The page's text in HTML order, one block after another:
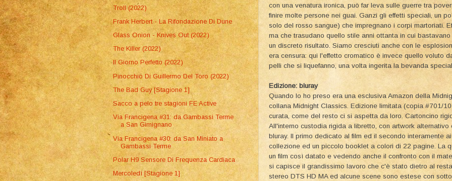
con una venatura ironica, può far leva sulle guerre tra
finire molte persone nei guai. Ganzi gli effetti speciali, un
solo del rosso sangue) che impregnano i corpi martoriati.
ma che trasudano quello stile anni ottanta in cui
un discreto risultato. Siamo cresciuti anche con le
era censura: qui l'effetto cromatico è invece quello voluto
pelli che si liquefanno, una volta ingerita la bevanda
Edizione: bluray
Quando lo ho preso era una esclusiva Amazon della
collana Midnight Classics. Edizione limitata (copia #701/
curata, come del resto ci si aspetta da loro. Cartoncino
All'interno custodia rigida a libretto, con artwork
bluray. Il primo dedicato al film ed il secondo interamente
collezione ed un piccolo booklet a colori di 22 pagine. La
un film così datato e vedendo anche il confronto con il
si capisce il grandissimo lavoro che c'è stato dietro al
stereo DTS HD MA ed alcune scene sono estese con
Troll (2022)
Frank Herbert - La Rifondazione Di Dune
Glass Onion - Knives Out (2022)
The Killer (2022)
Il Giorno Perfetto (2022)
Pinocchio Di Guillermo Del Toro (2022)
The Bad Guy [Stagione 1]
Sacco a pelo tre stagioni FE Active
Via Francigena #31: da Gambassi Terme
a San Gimignano
Via Francigena #30: da San Miniato a
Gambassi Terme
Polar H9 Sensore Di Frequenza Cardiaca
Mercoledì [Stagione 1]